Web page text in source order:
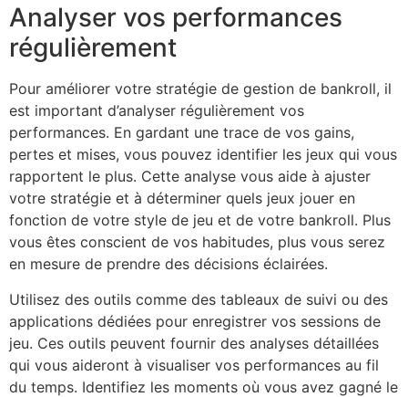
Analyser vos performances
régulièrement
Pour améliorer votre stratégie de gestion de bankroll, il
est important d’analyser régulièrement vos
performances. En gardant une trace de vos gains,
pertes et mises, vous pouvez identifier les jeux qui vous
rapportent le plus. Cette analyse vous aide à ajuster
votre stratégie et à déterminer quels jeux jouer en
fonction de votre style de jeu et de votre bankroll. Plus
vous êtes conscient de vos habitudes, plus vous serez
en mesure de prendre des décisions éclairées.
Utilisez des outils comme des tableaux de suivi ou des
applications dédiées pour enregistrer vos sessions de
jeu. Ces outils peuvent fournir des analyses détaillées
qui vous aideront à visualiser vos performances au fil
du temps. Identifiez les moments où vous avez gagné le